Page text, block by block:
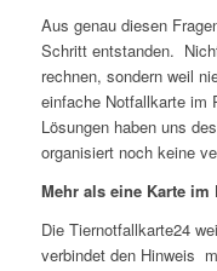
Aus genau diesen
Schritt entstanden.
rechnen, sondern weil
einfache Notfallkarte im
Lösungen haben uns
organisiert noch keine
Mehr als eine Karte im
Die Tiernotfallkarte24
verbindet den Hinweis